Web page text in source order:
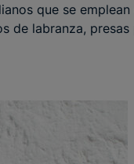
que se
de labranza,